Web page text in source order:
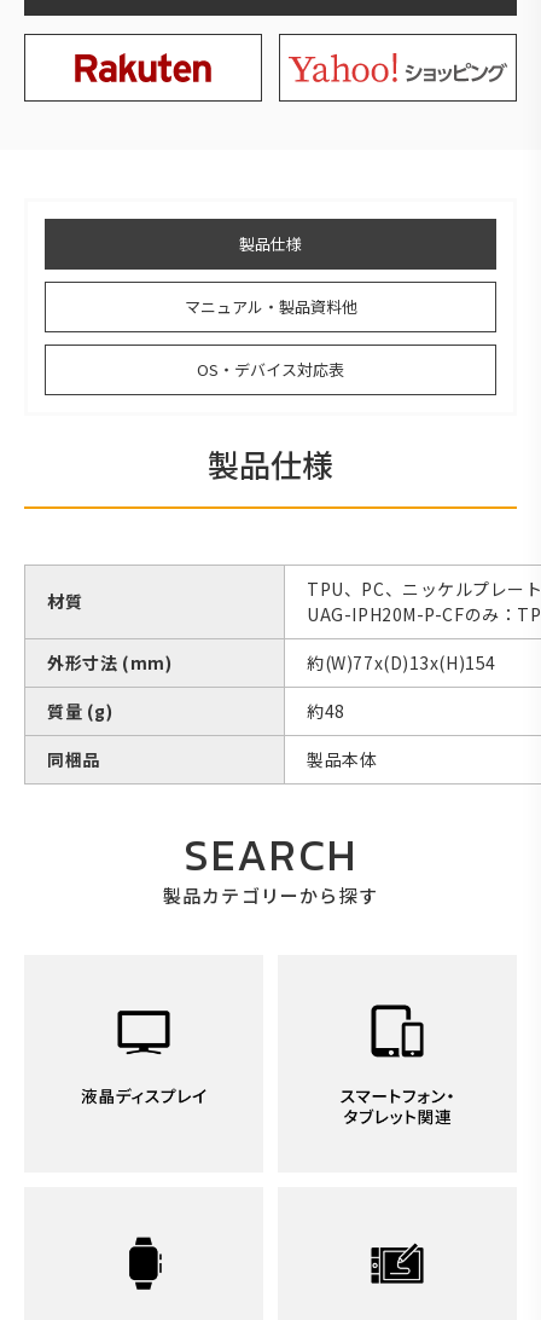
製品仕様
マニュアル・製品資料他
OS・デバイス対応表
製品仕様
材質
TPU、PC、ニッケルプレー
UAG-IPH20M-P-CFのみ：
外形寸法 (mm)
約(W)77x(D)13x(H)154
質量 (g)
約48
同梱品
製品本体
SEARCH
製品カテゴリーから探す